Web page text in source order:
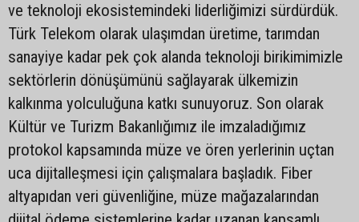
ve teknoloji ekosistemindeki liderliğimizi sürdürdük.
Türk Telekom olarak ulaşımdan üretime, tarımdan
sanayiye kadar pek çok alanda teknoloji birikimimizle
sektörlerin dönüşümünü sağlayarak ülkemizin
kalkınma yolculuğuna katkı sunuyoruz. Son olarak
Kültür ve Turizm Bakanlığımız ile imzaladığımız
protokol kapsamında müze ve ören yerlerinin uçtan
uca dijitalleşmesi için çalışmalara başladık. Fiber
altyapıdan veri güvenliğine, müze mağazalarından